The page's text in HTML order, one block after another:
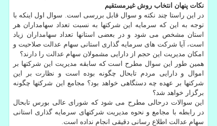
نکات پنهان انتخاب روش غیرمستقیم
در این راستا چند نکته و سوال قابل بررسی است. سوال اول اینکه با
توجه به این که سرمایه این شرکتها به نسبت تعداد سهامداران هر
استان مشخص می شود و در بعضی استانها تعداد سهامداران زیاد
است، آیا شرکت های سرمایه گذاری استانی سهام عدالت صلاحیت و
امکان مدیریت این حجم از دارایی مشمولان سهام عدالت را دارند؟
همین طور این سوال مطرح است که سابقه مدیریت این شرکتها بر
اموال و دارایی مردم تابحال چگونه بوده است و نظارت بر این
شرکتها بر عهده چه دستگاهی خواهد بود؟ مجامع این شرکتها چگونه
برگزار خواهد شد؟
این سوالات درحالی مطرح می شود که شورای عالی بورس تابحال
در رابطه با مجامع و نحوه مدیریت شرکتهای سرمایه گذاری استانی
سهام عدالت اطلاع رسانی دقیقی انجام نداده است.